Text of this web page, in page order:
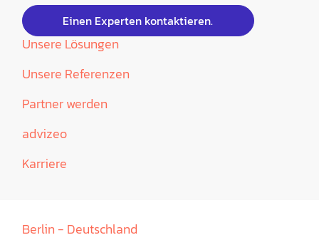
Einen Experten kontaktieren.
Unsere Lösungen
Unsere Referenzen
Partner werden
advizeo
Karriere
Berlin - Deutschland